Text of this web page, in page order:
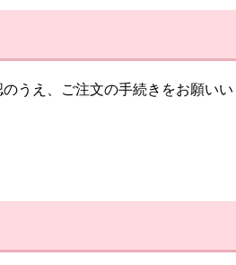
うえ、ご注文の手続きをお願いい